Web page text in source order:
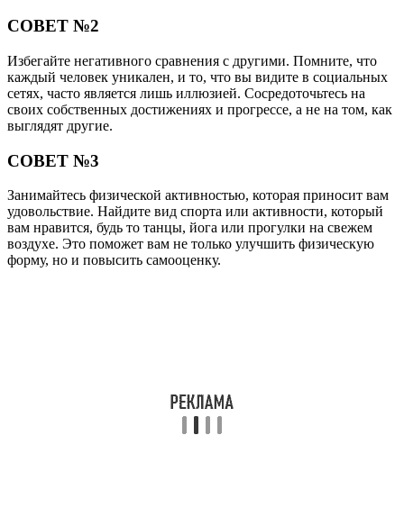
СОВЕТ №2
Избегайте негативного сравнения с другими. Помните, что
каждый человек уникален, и то, что вы видите в социальных
сетях, часто является лишь иллюзией. Сосредоточьтесь на
своих собственных достижениях и прогрессе, а не на том, как
выглядят другие.
СОВЕТ №3
Занимайтесь физической активностью, которая приносит вам
удовольствие. Найдите вид спорта или активности, который
вам нравится, будь то танцы, йога или прогулки на свежем
воздухе. Это поможет вам не только улучшить физическую
форму, но и повысить самооценку.